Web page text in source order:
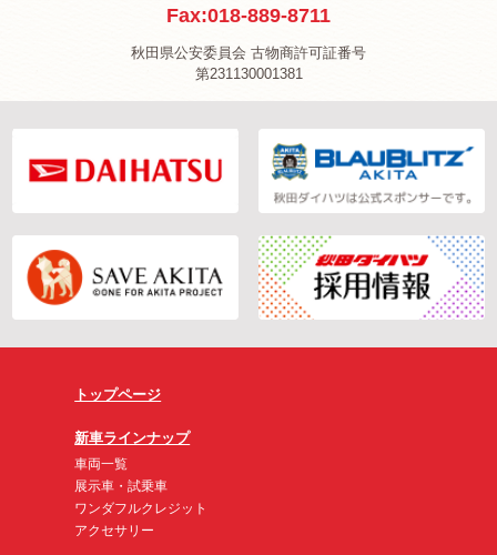
Fax:018-889-8711
秋田県公安委員会 古物商許可証番号
第231130001381
トップページ
新車ラインナップ
車両一覧
展示車・試乗車
ワンダフルクレジット
アクセサリー